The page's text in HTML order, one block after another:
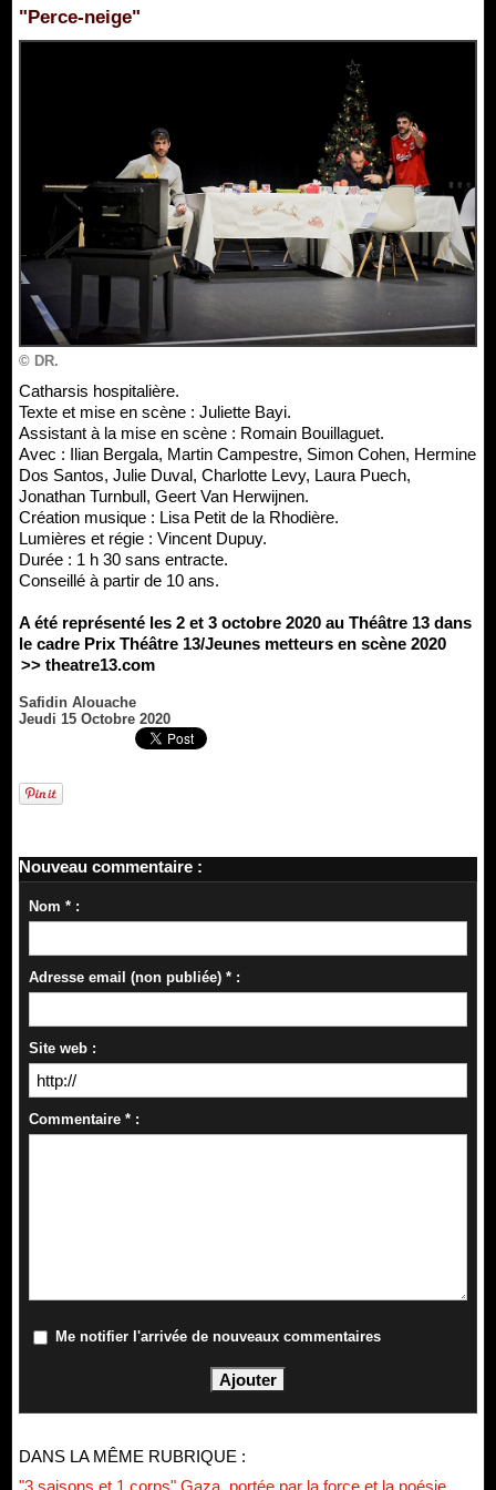
"Perce-neige"
© DR.
Catharsis hospitalière.
Texte et mise en scène : Juliette Bayi.
Assistant à la mise en scène : Romain Bouillaguet.
Avec : Ilian Bergala, Martin Campestre, Simon Cohen, Hermine
Dos Santos, Julie Duval, Charlotte Levy, Laura Puech,
Jonathan Turnbull, Geert Van Herwijnen.
Création musique : Lisa Petit de la Rhodière.
Lumières et régie : Vincent Dupuy.
Durée : 1 h 30 sans entracte.
Conseillé à partir de 10 ans.
A été représenté les 2 et 3 octobre 2020 au Théâtre 13 dans
le cadre Prix Théâtre 13/Jeunes metteurs en scène 2020
>> theatre13.com
Safidin Alouache
Jeudi 15 Octobre 2020
Nouveau commentaire :
Nom * :
Adresse email (non publiée) * :
Site web :
Commentaire * :
Me notifier l'arrivée de nouveaux commentaires
DANS LA MÊME RUBRIQUE :
"3 saisons et 1 corps" Gaza, portée par la force et la poésie